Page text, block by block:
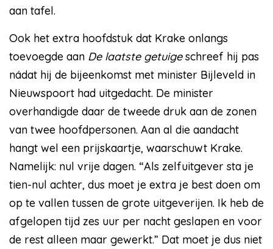
aan tafel.
Ook het extra hoofdstuk dat Krake onlangs
toevoegde aan De laatste getuigeschreef hij pas
nádat hij de bijeenkomst met minister Bijleveld in
Nieuwspoort had uitgedacht. De minister
overhandigde daar de tweede druk aan de zonen
van twee hoofdpersonen. Aan al die aandacht
hangt wel een prijskaartje, waarschuwt Krake.
Namelijk: nul vrije dagen. “Als zelfuitgever sta je
tien-nul achter, dus moet je extra je best doen om
op te vallen tussen de grote uitgeverijen. Ik heb de
afgelopen tijd zes uur per nacht geslapen en voor
de rest alleen maar gewerkt.” Dat moet je dus niet